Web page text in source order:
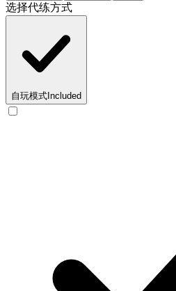
选择代练方式
自玩模式 Included